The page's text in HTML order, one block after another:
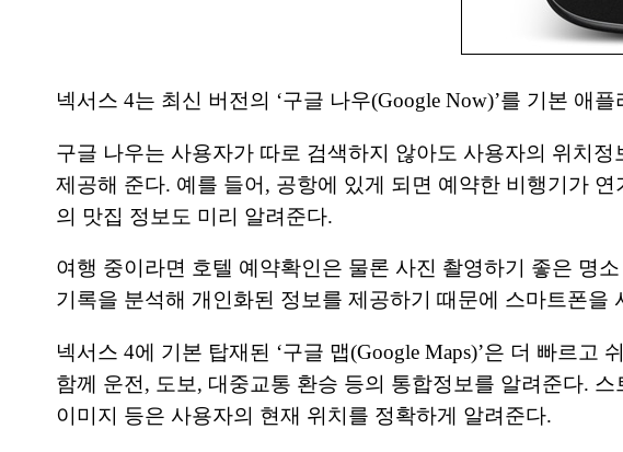
넥서스 4는 최신 버전의 ‘구글 나우(Google Now)’를 기본 애
구글 나우는 사용자가 따로 검색하지 않아도 사용자의 위치
제공해 준다. 예를 들어, 공항에 있게 되면 예약한 비행기가
의 맛집 정보도 미리 알려준다.
여행 중이라면 호텔 예약확인은 물론 사진 촬영하기 좋은 명
기록을 분석해 개인화된 정보를 제공하기 때문에 스마트폰
넥서스 4에 기본 탑재된 ‘구글 맵(Google Maps)’은 더 빠르고
함께 운전, 도보, 대중교통 환승 등의 통합정보를 알려준다.
이미지 등은 사용자의 현재 위치를 정확하게 알려준다.